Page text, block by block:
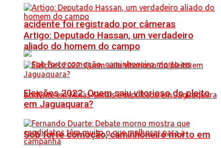
acidente foi registrado por câmeras
Sob forte comoção, caminhoneiro morto em
Artigo: Deputado Hassan, um verdadeiro
aliado do homem do campo
Eleições 2022: Quem saiu vitorioso do pleito
em Jaguaquara?